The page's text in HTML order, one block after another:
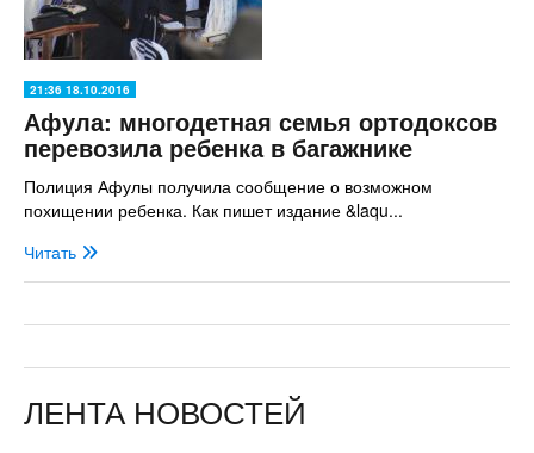
21:36 18.10.2016
Афула: многодетная семья ортодоксов
перевозила ребенка в багажнике
Полиция Афулы получила сообщение о возможном
похищении ребенка. Как пишет издание &laqu...
Читать
ЛЕНТА НОВОСТЕЙ